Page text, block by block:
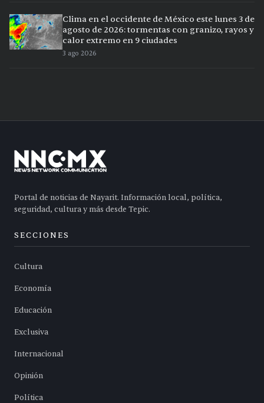
Clima en el occidente de México este lunes 3 de
agosto de 2026: tormentas con granizo, rayos y
calor extremo en 9 ciudades
3 ago 2026
Portal de noticias de Nayarit. Información local, política,
seguridad, cultura y más desde Tepic.
SECCIONES
Cultura
Economía
Educación
Exclusiva
Internacional
Opinión
Política